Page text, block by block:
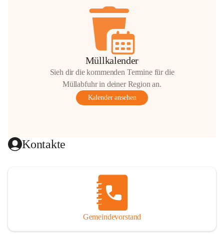
Müllkalender
Sieh dir die kommenden Termine für die
Müllabfuhr in deiner Region an.
Kalender ansehen
Kontakte
Gemeindevorstand